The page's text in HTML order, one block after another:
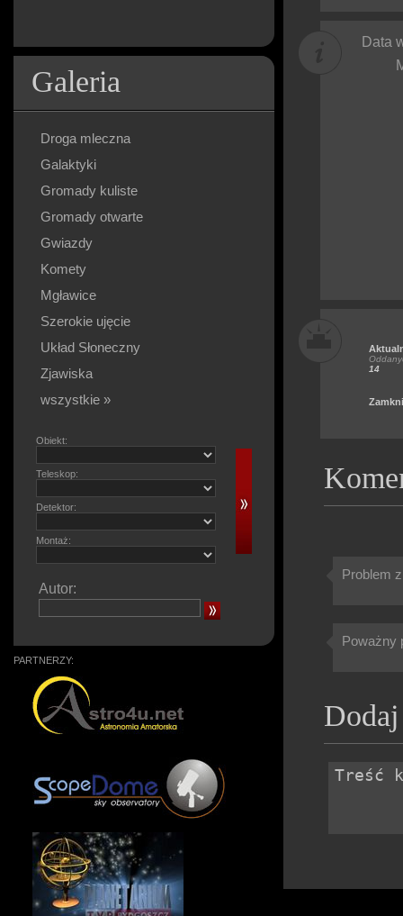
Galeria
Droga mleczna
Galaktyki
Gromady kuliste
Gromady otwarte
Gwiazdy
Komety
Mgławice
Szerokie ujęcie
Układ Słoneczny
Zjawiska
wszystkie »
Obiekt:
Teleskop:
Detektor:
Montaż:
Autor:
PARTNERZY:
Data
14
Problem
Poważny